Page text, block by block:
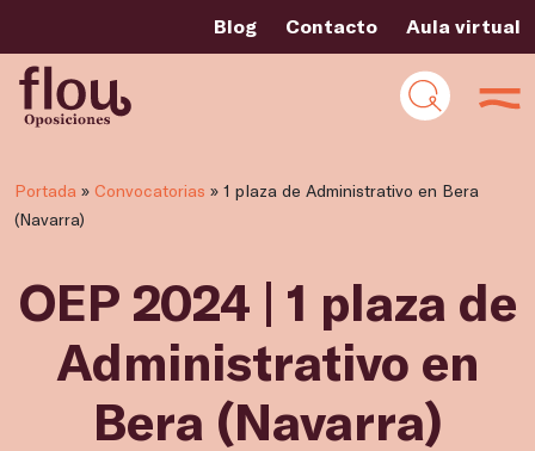
Blog Contacto Aula virtual
Portada » Convocatorias » 1 plaza de Administrativo en Bera
(Navarra)
OEP 2024 | 1 plaza de
Administrativo en
Bera (Navarra)